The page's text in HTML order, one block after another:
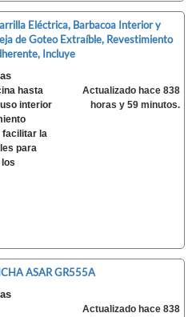
Eléctrica, Barbacoa Interior y
de Goteo Extraíble, Revestimiento
Incluye
hasta
interior
facilitar la
para
Actualizado hace 838
horas y 59 minutos.
ASAR GR555A
Actualizado hace 838